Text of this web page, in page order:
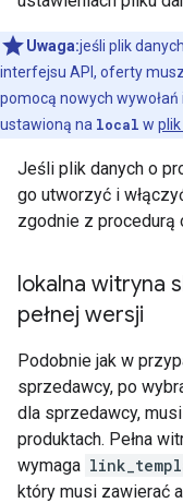
Uwaga:jeśli plik
interfejsu API, oferty
pomocą nowych
ustawioną na local w
Jeśli plik danych o
go utworzyć i
zgodnie z procedurą
lokalna witryna
pełnej wersji
Podobnie jak w
sprzedawcy, po
dla sprzedawcy,
produktach. Pełna
wymaga
który musi zawierać